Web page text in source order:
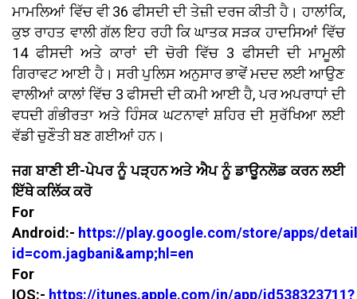
ਮਾਮਲਿਆਂ ਵਿੱਚ ਵੀ 36 ਫੀਸਦੀ ਦੀ ਤੇਜ਼ੀ ਦਰਜ ਕੀਤੀ ਹੈ। ਹਾਲਾਂਕਿ,
ਕੁਝ ਰਾਹਤ ਵਾਲੀ ਗੱਲ ਇਹ ਰਹੀ ਕਿ ਘਾਤਕ ਸੜਕ ਹਾਦਸਿਆਂ ਵਿੱਚ
14 ਫੀਸਦੀ ਅਤੇ ਕਾਰਾਂ ਦੀ ਚੋਰੀ ਵਿੱਚ 3 ਫੀਸਦੀ ਦੀ ਮਾਮੂਲੀ
ਗਿਰਾਵਟ ਆਈ ਹੈ। ਸਰੀ ਪੁਲਿਸ ਅਨੁਸਾਰ ਭਾਵੇਂ ਮਦਦ ਲਈ ਆਉਣ
ਵਾਲੀਆਂ ਕਾਲਾਂ ਵਿੱਚ 3 ਫੀਸਦੀ ਦੀ ਕਮੀ ਆਈ ਹੈ, ਪਰ ਅਪਰਾਧਾਂ ਦੀ
ਵਧਦੀ ਗੰਭੀਰਤਾ ਅਤੇ ਹਿੰਸਕ ਘਟਨਾਵਾਂ ਸ਼ਹਿਰ ਦੀ ਸੁਰੱਖਿਆ ਲਈ
ਵੱਡੀ ਚੁਣੌਤੀ ਬਣ ਗਈਆਂ ਹਨ।
ਜਗ ਬਾਣੀ ਈ-ਪੇਪਰ ਨੂੰ ਪੜ੍ਹਨ ਅਤੇ ਐਪ ਨੂੰ ਡਾਊਨਲੋਡ ਕਰਨ ਲਈ
ਇੱਥੇ ਕਲਿੱਕ ਕਰੋ
For
Android:- https://play.google.com/store/apps/
id=com.jagbani&amp;hl=en
For
IOS:- https://itunes.apple.com/in/app/id538323711?